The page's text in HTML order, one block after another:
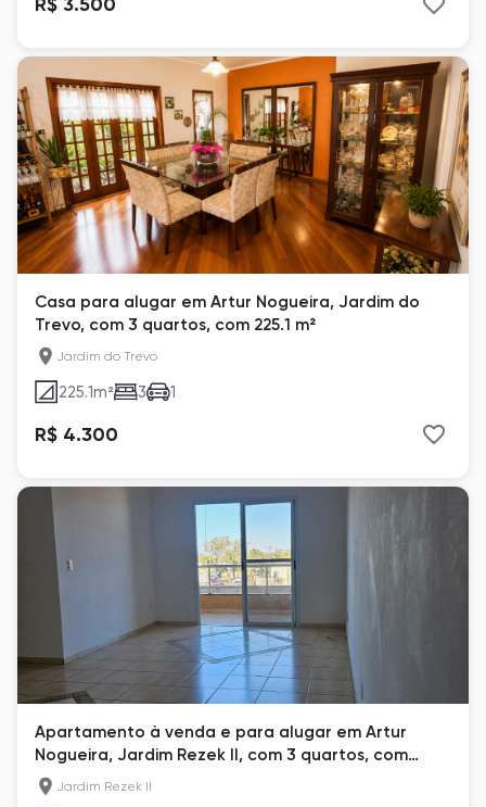
Casa para alugar em Artur Nogueira, Jardim do
Trevo, com 3 quartos, com 225.1 m²
Jardim do Trevo
225.1m² 3 1
R$ 4.300
Apartamento à venda e para alugar em Artur
Nogueira, Jardim Rezek II, com 3 quartos, com
180.81 m²
Jardim Rezek II